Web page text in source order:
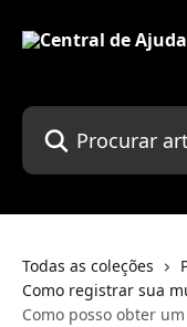
Procurar artigos...
Todas as coleções
Como registrar sua
Como posso obter